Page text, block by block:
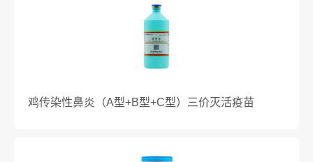
鸡传染性鼻炎（A型+B型+C型）三价灭活疫苗